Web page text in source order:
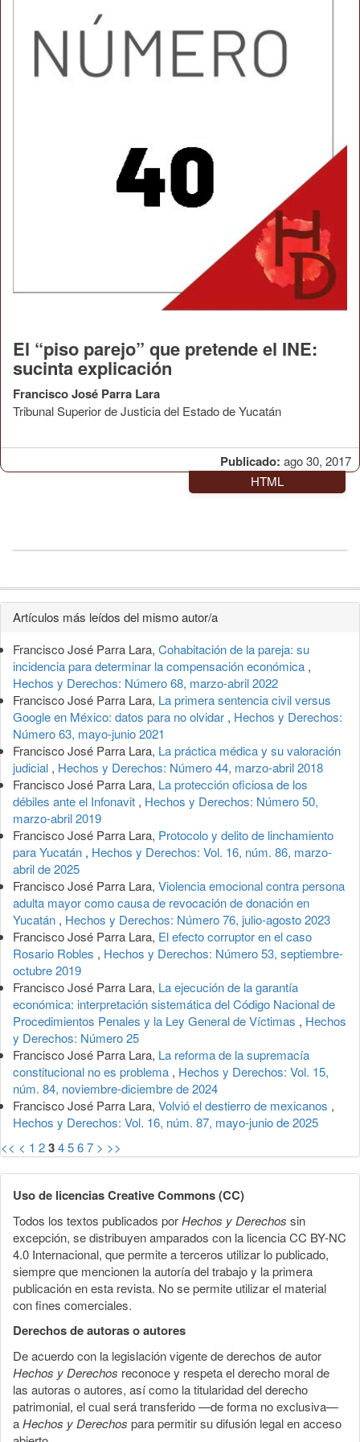
Publicado: ago 30, 2017
El “piso parejo” que pretende el INE:
sucinta explicación
Francisco José Parra Lara
Tribunal Superior de Justicia del Estado de Yucatán
HTML
Detalles
del
artículo
Artículos más leídos del mismo autor/a
Francisco José Parra Lara, Cohabitación de la pareja: su
incidencia para determinar la compensación económica ,
Hechos y Derechos: Número 68, marzo-abril 2022
Francisco José Parra Lara, La primera sentencia civil versus
Google en México: datos para no olvidar , Hechos y Derechos:
Número 63, mayo-junio 2021
Francisco José Parra Lara, La práctica médica y su valoración
judicial , Hechos y Derechos: Número 44, marzo-abril 2018
Francisco José Parra Lara, La protección oficiosa de los
débiles ante el Infonavit , Hechos y Derechos: Número 50,
marzo-abril 2019
Francisco José Parra Lara, Protocolo y delito de linchamiento
para Yucatán , Hechos y Derechos: Vol. 16, núm. 86, marzo-
abril de 2025
Francisco José Parra Lara, Violencia emocional contra persona
adulta mayor como causa de revocación de donación en
Yucatán , Hechos y Derechos: Número 76, julio-agosto 2023
Francisco José Parra Lara, El efecto corruptor en el caso
Rosario Robles , Hechos y Derechos: Número 53, septiembre-
octubre 2019
Francisco José Parra Lara, La ejecución de la garantía
económica: interpretación sistemática del Código Nacional de
Procedimientos Penales y la Ley General de Víctimas , Hechos
y Derechos: Número 25
Francisco José Parra Lara, La reforma de la supremacía
constitucional no es problema , Hechos y Derechos: Vol. 15,
núm. 84, noviembre-diciembre de 2024
Francisco José Parra Lara, Volvió el destierro de mexicanos ,
Hechos y Derechos: Vol. 16, núm. 87, mayo-junio de 2025
<< < 1 234567 > >>
Uso de licencias Creative Commons (CC)
Todos los textos publicados porHechos y Derechos sin
excepción, se distribuyen amparados con la licencia CC BY-NC
4.0 Internacional, que permite a terceros utilizar lo publicado,
siempre que mencionen la autoría del trabajo y la primera
publicación en esta revista. No se permite utilizar el material
con fines comerciales.
Derechos de autoras o autores
De acuerdo con la legislación vigente de derechos de autor
Hechos y Derechos reconoce y respeta el derecho moral de
las autoras o autores, así como la titularidad del derecho
patrimonial, el cual será transferido —de forma no exclusiva—
aHechos y Derechos para permitir su difusión legal en acceso